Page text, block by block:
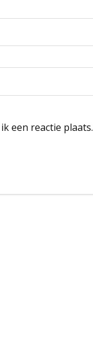
een reactie plaats.